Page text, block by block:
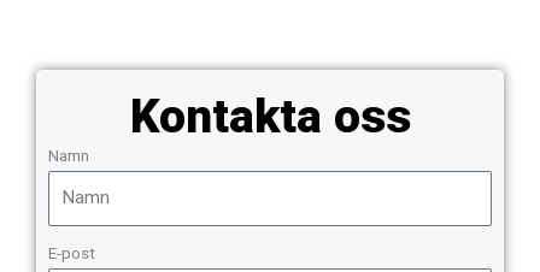
Kontakta oss
Namn
E-post